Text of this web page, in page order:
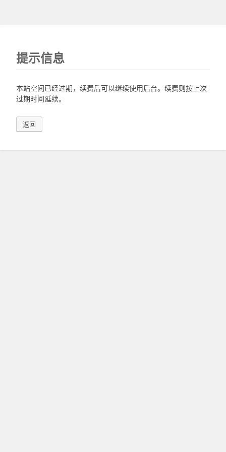
提示信息
本站空间已经过期，续费后可以继续使用后台。续费则按上次
过期时间延续。
返回